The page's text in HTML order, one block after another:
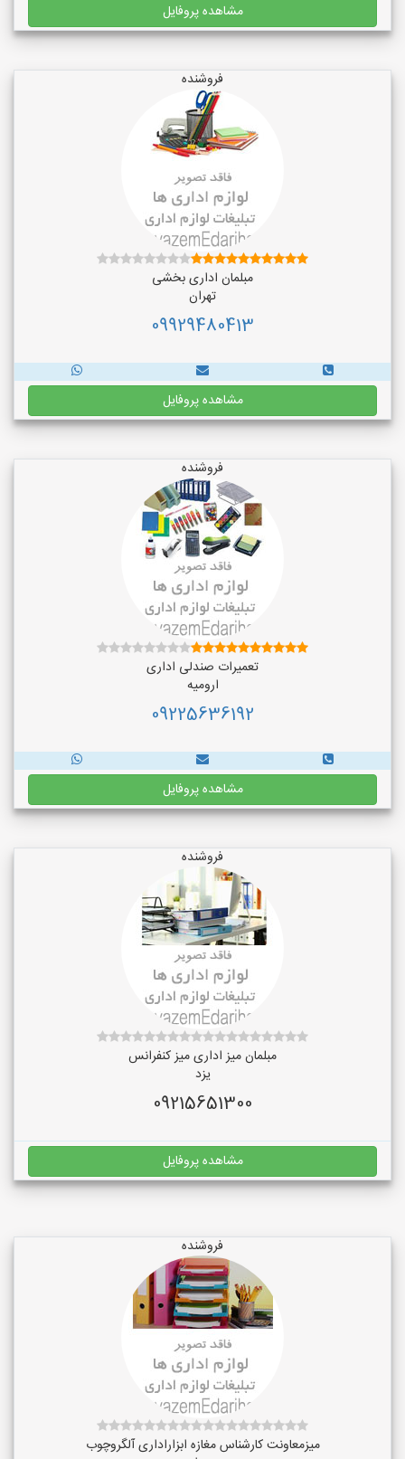
مشاهده پروفایل
فروشنده
مبلمان اداری بخشی
تهران
09929480413
مشاهده پروفایل
فروشنده
تعمیرات صندلی اداری
ارومیه
09225636192
مشاهده پروفایل
فروشنده
مبلمان میز اداری میز کنفرانس
یزد
09215651300
مشاهده پروفایل
فروشنده
میزمعاونت کارشناس مغازه ابزاراداری آلگروچوب